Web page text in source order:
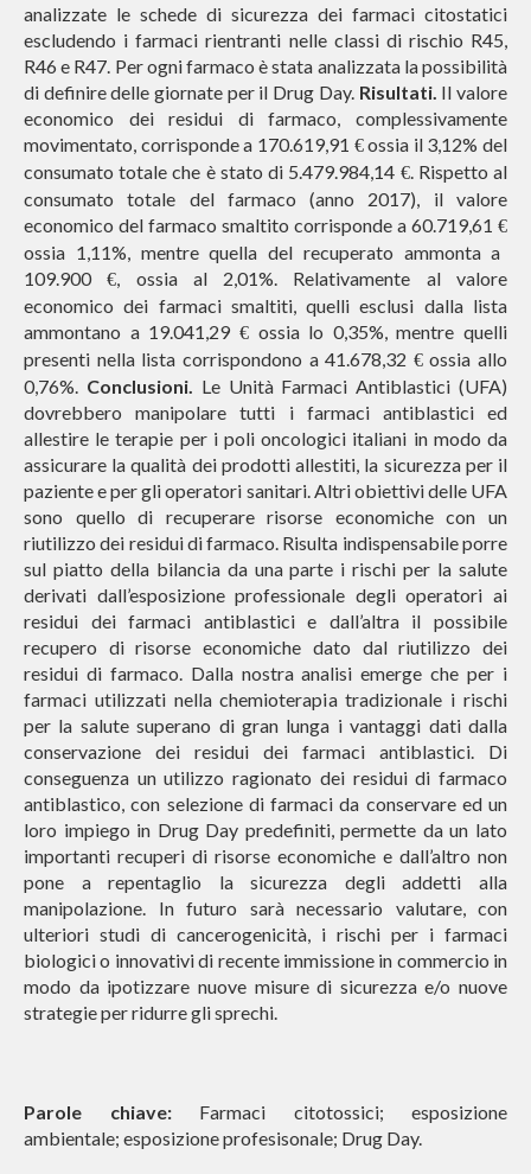
analizzate le schede di sicurezza dei farmaci citostatici
escludendo i farmaci rientranti nelle classi di rischio R45,
R46 e R47. Per ogni farmaco è stata analizzata la possibilità
di definire delle giornate per il Drug Day. Risultati. Il valore
economico dei residui di farmaco, complessivamente
movimentato, corrisponde a 170.619,91 €ossia il 3,12% del
consumato totale che è stato di 5.479.984,14 €. Rispetto al
consumato totale del farmaco (anno 2017), il valore
economico del farmaco smaltito corrisponde a 60.719,61 €
ossia 1,11%, mentre quella del recuperato ammonta a
109.900€, ossia al 2,01%. Relativamente al valore
economico dei farmaci smaltiti, quelli esclusi dalla lista
ammontano a 19.041,29 €ossia lo 0,35%, mentre quelli
presenti nella lista corrispondono a 41.678,32 €ossia allo
0,76%. Conclusioni. Le Unità Farmaci Antiblastici (UFA)
dovrebbero manipolare tutti i farmaci antiblastici ed
allestire le terapie per i poli oncologici italiani in modo da
assicurare la qualità dei prodotti allestiti, la sicurezza per il
paziente e per gli operatori sanitari. Altri obiettivi delle UFA
sono quello di recuperare risorse economiche con un
riutilizzo dei residui di farmaco. Risulta indispensabile porre
sul piatto della bilancia da una parte i rischi per la salute
derivati dall’esposizione professionale degli operatori ai
residui dei farmaci antiblastici e dall’altra il possibile
recupero di risorse economiche dato dal riutilizzo dei
residui di farmaco. Dalla nostra analisi emerge che per i
farmaci utilizzati nella chemioterapia tradizionale i rischi
per la salute superano di gran lunga i vantaggi dati dalla
conservazione dei residui dei farmaci antiblastici. Di
conseguenza un utilizzo ragionato dei residui di farmaco
antiblastico, con selezione di farmaci da conservare ed un
loro impiego in Drug Day predefiniti, permette da un lato
importanti recuperi di risorse economiche e dall’altro non
pone a repentaglio la sicurezza degli addetti alla
manipolazione. In futuro sarà necessario valutare, con
ulteriori studi di cancerogenicità, i rischi per i farmaci
biologici o innovativi di recente immissione in commercio in
modo da ipotizzare nuove misure di sicurezza e/o nuove
strategie per ridurre gli sprechi.
Parole chiave:Farmaci citotossici; esposizione
ambientale; esposizione profesisonale; Drug Day.